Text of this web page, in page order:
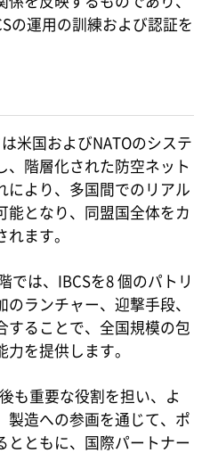
の運用の訓練および認証を
米国およびNATOのシステ
、階層化された防空ネット
により、多国間でのリアル
能となり、同盟国全体をカ
ます。
では、IBCSを8 個のパトリ
ランチャー、迎撃手段、
することで、全国規模の包
を提供します。
も重要な役割を担い、よ
製造への参画を通じて、ポ
とともに、国際パートナー